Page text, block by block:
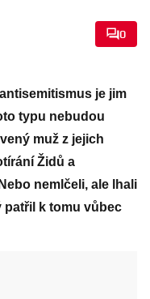
0
je jim
typu nebudou
muž z jejich
Židů a
nemlčeli, ale lhali
patřil k tomu vůbec